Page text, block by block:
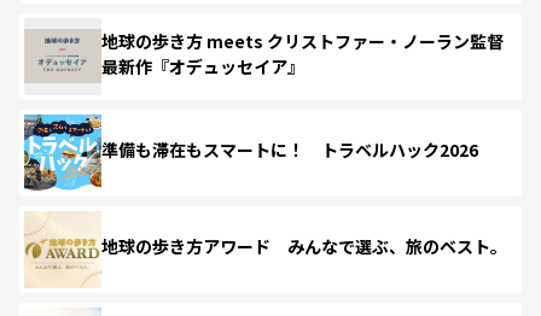
地球の歩き方 meets クリストファー・ノーラン監督
最新作『オデュッセイア』
準備も滞在もスマートに！ トラベルハック2026
地球の歩き方アワード みんなで選ぶ、旅のベスト。